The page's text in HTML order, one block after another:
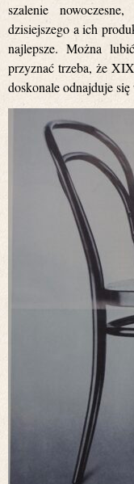
szalenie
dzisiejszego a ich
najlepsze. Można
przyznać trzeba, że
doskonale odnajduje